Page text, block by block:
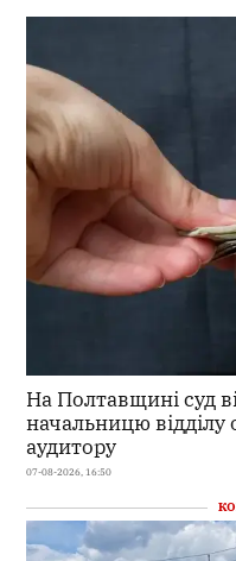
На Полтавщині суд
начальницю відділу
аудитору
07-08-2026, 16:50